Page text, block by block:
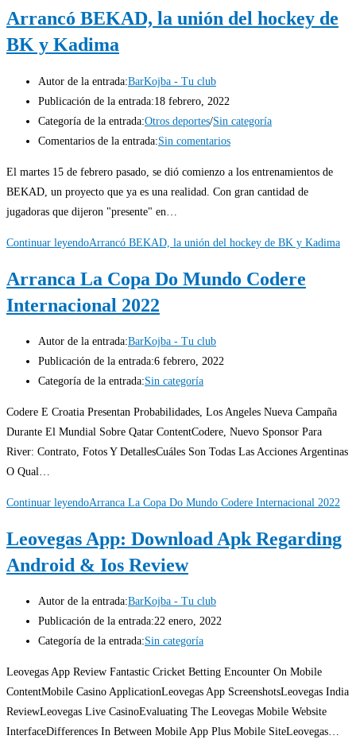
Arrancó BEKAD, la unión del hockey de
BK y Kadima
Autor de la entrada:BarKojba - Tu club
Publicación de la entrada:18 febrero, 2022
Categoría de la entrada:Otros deportes/Sin categoría
Comentarios de la entrada:Sin comentarios
El martes 15 de febrero pasado, se dió comienzo a los entrenamientos de
BEKAD, un proyecto que ya es una realidad. Con gran cantidad de
jugadoras que dijeron "presente" en…
Continuar leyendoArrancó BEKAD, la unión del hockey de BK y Kadima
Arranca La Copa Do Mundo Codere
Internacional 2022
Autor de la entrada:BarKojba - Tu club
Publicación de la entrada:6 febrero, 2022
Categoría de la entrada:Sin categoría
Codere E Croatia Presentan Probabilidades, Los Angeles Nueva Campaña
Durante El Mundial Sobre Qatar ContentCodere, Nuevo Sponsor Para
River: Contrato, Fotos Y DetallesCuáles Son Todas Las Acciones Argentinas
O Qual…
Continuar leyendoArranca La Copa Do Mundo Codere Internacional 2022
Leovegas App: Download Apk Regarding
Android & Ios Review
Autor de la entrada:BarKojba - Tu club
Publicación de la entrada:22 enero, 2022
Categoría de la entrada:Sin categoría
Leovegas App Review Fantastic Cricket Betting Encounter On Mobile
ContentMobile Casino ApplicationLeovegas App ScreenshotsLeovegas India
ReviewLeovegas Live CasinoEvaluating The Leovegas Mobile Website
InterfaceDifferences In Between Mobile App Plus Mobile SiteLeovegas…